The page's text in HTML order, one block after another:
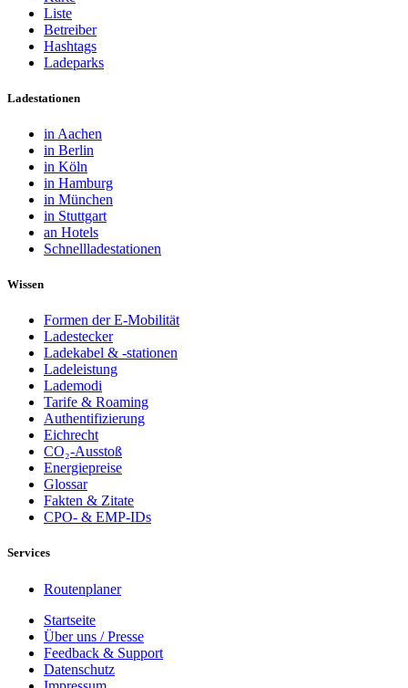
Liste
Betreiber
Hashtags
Ladeparks
Ladestationen
in Aachen
in Berlin
in Köln
in Hamburg
in München
in Stuttgart
an Hotels
Schnellladestationen
Wissen
Formen der E-Mobilität
Ladestecker
Ladekabel & -stationen
Ladeleistung
Lademodi
Tarife & Roaming
Authentifizierung
Eichrecht
CO₂-Ausstoß
Energiepreise
Glossar
Fakten & Zitate
CPO- & EMP-IDs
Services
Routenplaner
Startseite
Über uns / Presse
Feedback & Support
Datenschutz